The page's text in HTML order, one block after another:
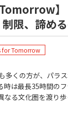
】
限、諦め
for Tomorrow
多くの方が、パラ
時は最長35時間の
なる文化圏を渡り